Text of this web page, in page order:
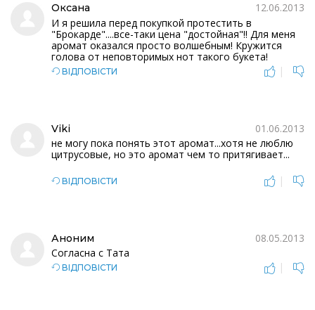
Оксана
12.06.2013
И я решила перед покупкой протестить в
"Брокарде"....все-таки цена "достойная"!! Для меня
аромат оказался просто волшебным! Кружится
голова от неповторимых нот такого букета!
ВІДПОВІСТИ |
Viki
01.06.2013
не могу пока понять этот аромат...хотя не люблю
цитрусовые, но это аромат чем то притягивает...
ВІДПОВІСТИ |
Аноним
08.05.2013
Cогласна с Тата
ВІДПОВІСТИ |